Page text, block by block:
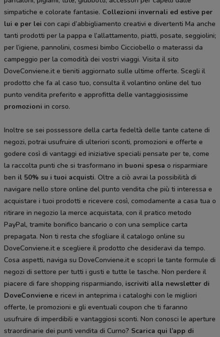
simpatiche e colorate fantasie. Collezioni invernali ed estive per
lui e per lei con capi d’abbigliamento creativi e divertenti Ma anche
tanti prodotti per la pappa e l’allattamento, piatti, posate, seggiolini;
per l’igiene, pannolini, cosmesi bimbo Cicciobello o materassi da
campeggio per la comodità dei vostri viaggi. Visita il sito
DoveConviene.it e tieniti aggiornato sulle ultime offerte. Scegli il
prodotto che fa al caso tuo, consulta il volantino online del tuo
punto vendita preferito e approfitta delle vantaggiosissime
promozioni in corso.
Inoltre se sei possessore della carta fedeltà delle tante catene di
negozi, potrai usufruire di ulteriori sconti, promozioni e offerte e
godere così di vantaggi ed iniziative speciali pensate per te, come
la raccolta punti che si trasformano in buoni spesa o risparmiare
ben il 50% su i tuoi acquisti. Oltre a ciò avrai la possibilità di
navigare nello store online del punto vendita che più ti interessa e
acquistare i tuoi prodotti e ricevere così, comodamente a casa tua o
ritirare in negozio la merce acquistata, con il pratico metodo
PayPal, tramite bonifico bancario o con una semplice carta
prepagata. Non ti resta che sfogliare il catalogo online su
DoveConviene.it e scegliere il prodotto che desideravi da tempo.
Cosa aspetti, naviga su DoveConviene.it e scopri le tante formule di
negozi di settore per tutti i gusti e tutte le tasche. Non perdere il
piacere di fare shopping risparmiando, iscriviti alla newsletter di
DoveConviene e ricevi in anteprima i cataloghi con le migliori
offerte, le promozioni e gli eventuali coupon che ti faranno
usufruire di imperdibili e vantaggiosi sconti. Non conosci le aperture
straordinarie dei punti vendita di Curno? Scarica qui l’app di